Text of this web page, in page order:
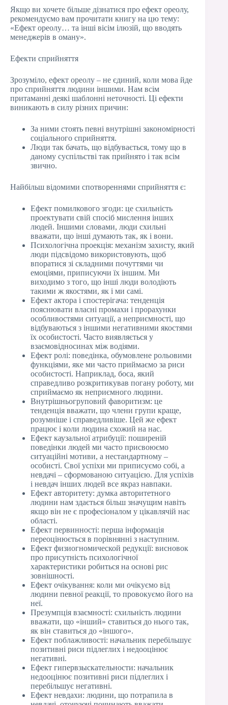
Якщо ви хочете більше дізнатися про ефект ореолу,
рекомендуємо вам прочитати книгу на цю тему:
«Ефект ореолу… та інші вісім ілюзій, що вводять
менеджерів в оману».
Ефекти сприйняття
Зрозуміло, ефект ореолу – не єдиний, коли мова йде
про сприйняття людини іншими. Нам всім
притаманні деякі шаблонні неточності. Ці ефекти
виникають в силу різних причин:
За ними стоять певні внутрішні закономірності
соціального сприйняття.
Люди так бачать, що відбувається, тому що в
даному суспільстві так прийнято і так всім
звично.
Найбільш відомими спотвореннями сприйняття є:
Ефект помилкового згоди: це схильність
проектувати свій спосіб мислення інших
людей. Іншими словами, люди схильні
вважати, що інші думають так, як і вони.
Психологічна проекція: механізм захисту, який
люди підсвідомо використовують, щоб
впоратися зі складними почуттями чи
емоціями, приписуючи їх іншим. Ми
виходимо з того, що інші люди володіють
такими ж якостями, як і ми самі.
Ефект актора і спостерігача: тенденція
пояснювати власні промахи і прорахунки
особливостями ситуації, а неприємності, що
відбуваються з іншими негативними якостями
їх особистості. Часто виявляється у
взаємовідносинах між водіями.
Ефект ролі: поведінка, обумовлене рольовими
функціями, яке ми часто приймаємо за риси
особистості. Наприклад, боса, який
справедливо розкритикував погану роботу, ми
сприймаємо як неприємного людини.
Внутрішньогруповий фаворитизм: це
тенденція вважати, що члени групи краще,
розумніше і справедливіше. Цей же ефект
працює і коли людина схожий на нас.
Ефект каузальної атрибуції: поширеній
поведінки людей ми часто присвоюємо
ситуаційні мотиви, а нестандартному –
особисті. Свої успіхи ми приписуємо собі, а
невдачі – сформованою ситуацією. Для успіхів
і невдач інших людей все якраз навпаки.
Ефект авторитету: думка авторитетного
людини нам здається більш значущим навіть
якщо він не є професіоналом у цікавлячій нас
області.
Ефект первинності: перша інформація
переоцінюється в порівнянні з наступним.
Ефект физиогномической редукції: висновок
про присутність психологічної
характеристики робиться на основі рис
зовнішності.
Ефект очікування: коли ми очікуємо від
людини певної реакції, то провокуємо його на
неї.
Презумпція взаємності: схильність людини
вважати, що «інший» ставиться до нього так,
як він ставиться до «іншого».
Ефект поблажливості: начальник перебільшує
позитивні риси підлеглих і недооцінює
негативні.
Ефект гипервзыскательности: начальник
недооцінює позитивні риси підлеглих і
перебільшує негативні.
Ефект невдахи: людини, що потрапила в